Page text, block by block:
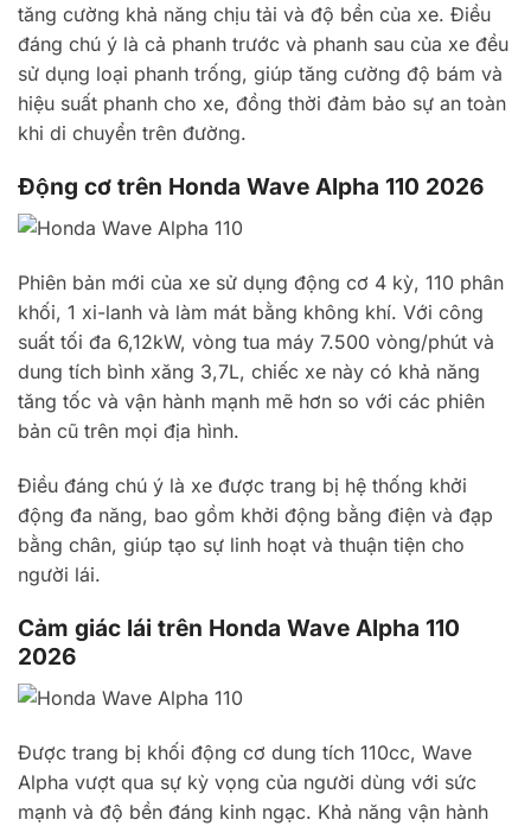
tăng cường khả năng chịu tải và độ bền của xe. Điều
đáng chú ý là cả phanh trước và phanh sau của xe đều
sử dụng loại phanh trống, giúp tăng cường độ bám và
hiệu suất phanh cho xe, đồng thời đảm bảo sự an toàn
khi di chuyển trên đường.
Động cơ trên Honda Wave Alpha 110 2026
Phiên bản mới của xe sử dụng động cơ 4 kỳ, 110 phân
khối, 1 xi-lanh và làm mát bằng không khí. Với công
suất tối đa 6,12kW, vòng tua máy 7.500 vòng/phút và
dung tích bình xăng 3,7L, chiếc xe này có khả năng
tăng tốc và vận hành mạnh mẽ hơn so với các phiên
bản cũ trên mọi địa hình.
Điều đáng chú ý là xe được trang bị hệ thống khởi
động đa năng, bao gồm khởi động bằng điện và đạp
bằng chân, giúp tạo sự linh hoạt và thuận tiện cho
người lái.
Cảm giác lái trên Honda Wave Alpha 110
2026
Được trang bị khối động cơ dung tích 110cc, Wave
Alpha vượt qua sự kỳ vọng của người dùng với sức
mạnh và độ bền đáng kinh ngạc. Khả năng vận hành